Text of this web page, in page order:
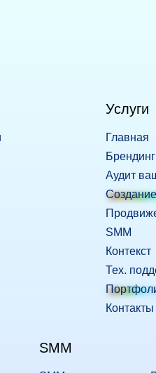
Услуги
Главная
Брендинг
Аудит
SMM
Контекст
Тех.
Контакты
SMM